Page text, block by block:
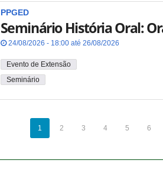
PPGED
Seminário História Oral:
24/08/2026 - 18:00 até 26/08/2026
Evento de Extensão
Seminário
1 2 3 4 5 6